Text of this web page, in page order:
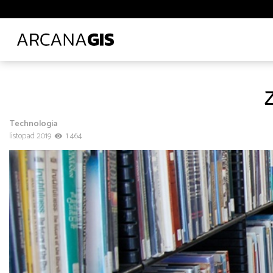
Biblioteki i muzea Ciepłownictwo Energetyka
Leśnictwo
Logistyka
Polecane tematy
od do
Infrastruktura i telekomunikacja
Technologia
listopad 2019
1 464